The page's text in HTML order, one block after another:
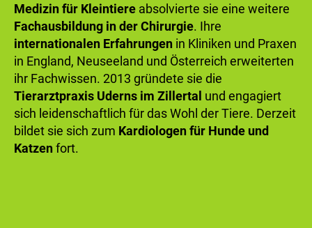
Medizin für Kleintiere absolvierte sie eine weitere
Fachausbildung in der Chirurgie. Ihre
internationalen Erfahrungen in Kliniken und Praxen
in England, Neuseeland und Österreich erweiterten
ihr Fachwissen. 2013 gründete sie die
Tierarztpraxis Uderns im Zillertal und engagiert
sich leidenschaftlich für das Wohl der Tiere. Derzeit
bildet sie sich zum Kardiologen für Hunde und
Katzenfort.